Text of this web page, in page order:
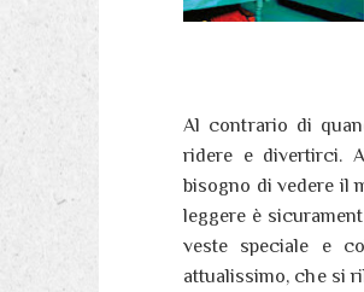
Al contrario di
ridere e divertirci.
bisogno di vedere il
leggere è
veste speciale e
attualissimo, che si